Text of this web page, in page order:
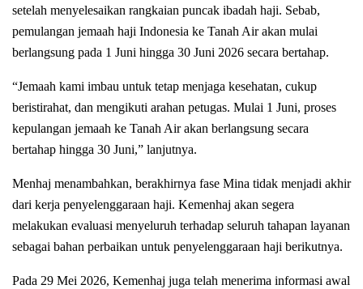
setelah menyelesaikan rangkaian puncak ibadah haji. Sebab,
pemulangan jemaah haji Indonesia ke Tanah Air akan mulai
berlangsung pada 1 Juni hingga 30 Juni 2026 secara bertahap.
“Jemaah kami imbau untuk tetap menjaga kesehatan, cukup
beristirahat, dan mengikuti arahan petugas. Mulai 1 Juni, proses
kepulangan jemaah ke Tanah Air akan berlangsung secara
bertahap hingga 30 Juni,” lanjutnya.
Menhaj menambahkan, berakhirnya fase Mina tidak menjadi akhir
dari kerja penyelenggaraan haji. Kemenhaj akan segera
melakukan evaluasi menyeluruh terhadap seluruh tahapan layanan
sebagai bahan perbaikan untuk penyelenggaraan haji berikutnya.
Pada 29 Mei 2026, Kemenhaj juga telah menerima informasi awal